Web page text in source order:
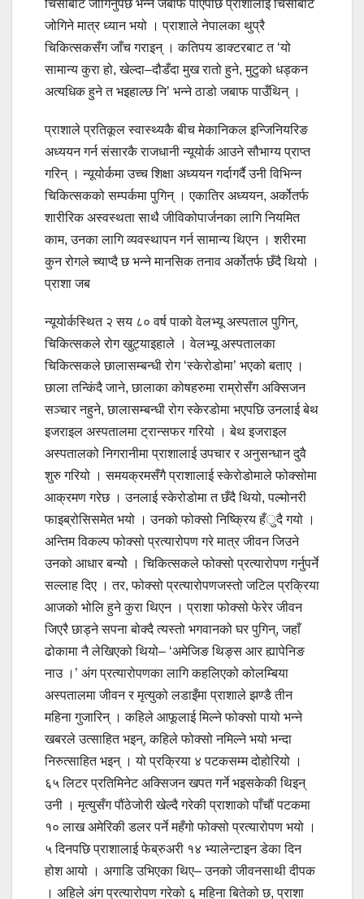
चिसोबाट जोगिनुपर्छ भन्ने जबाफ पाएपछि प्राशालाई चिसोबाट
जोगिने मात्र ध्यान भयो । प्राशाले नेपालका थुप्रै
चिकित्सकसँग जाँच गराइन् । कतिपय डाक्टरबाट त ‘यो
सामान्य कुरा हो, खेल्दा–दौडँदा मुख रातो हुने, मुटुको धड्कन
अत्यधिक हुने त भइहाल्छ नि’ भन्ने ठाडो जबाफ पाउँथिन् ।
प्राशाले प्रतिकूल स्वास्थ्यकै बीच मेकानिकल इन्जिनियरिङ
अध्ययन गर्न संसारकै राजधानी न्यूयोर्क आउने सौभाग्य प्राप्त
गरिन् । न्यूयोर्कमा उच्च शिक्षा अध्ययन गर्दागर्दै उनी विभिन्न
चिकित्सकको सम्पर्कमा पुगिन् । एकातिर अध्ययन, अर्कोतर्फ
शारीरिक अस्वस्थता साथै जीविकोपार्जनका लागि नियमित
काम, उनका लागि व्यवस्थापन गर्न सामान्य थिएन । शरीरमा
कुन रोगले च्याप्दै छ भन्ने मानसिक तनाव अर्कोतर्फ छँदै थियो ।
प्राशा जब
न्यूयोर्कस्थित २ सय ८० वर्ष पाको वेलभ्यू अस्पताल पुगिन्,
चिकित्सकले रोग खुट्याइहाले । वेलभ्यू अस्पतालका
चिकित्सकले छालासम्बन्धी रोग ‘स्केरोडोमा’ भएको बताए ।
छाला तन्किंदै जाने, छालाका कोषहरुमा राम्रोसँग अक्सिजन
सञ्चार नहुने, छालासम्बन्धी रोग स्केरडोमा भएपछि उनलाई बेथ
इजराइल अस्पतालमा ट्रान्सफर गरियो । बेथ इजराइल
अस्पतालको निगरानीमा प्राशालाई उपचार र अनुसन्धान दुवै
शुरु गरियो । समयक्रमसँगै प्राशालाई स्केरोडोमाले फोक्सोमा
आक्रमण गरेछ । उनलाई स्केरोडोमा त छँदै थियो, पल्मोनरी
फाइब्रोसिसमेत भयो । उनको फोक्सो निष्क्रिय हँुदै गयो ।
अन्तिम विकल्प फोक्सो प्रत्यारोपण गरे मात्र जीवन जिउने
उनको आधार बन्योे । चिकित्सकले फोक्सो प्रत्यारोपण गर्नुपर्ने
सल्लाह दिए । तर, फोक्सो प्रत्यारोपणजस्तो जटिल प्रक्रिया
आजको भोलि हुने कुरा थिएन । प्राशा फोक्सो फेरेर जीवन
जिएरै छाड्ने सपना बोक्दै त्यस्तो भगवानको घर पुगिन्, जहाँ
ढोकामा नै लेखिएको थियो– ‘अमेजिङ थिङ्स आर ह्यापेनिङ
नाउ ।’ अंग प्रत्यारोपणका लागि कहलिएको कोलम्बिया
अस्पतालमा जीवन र मृत्युको लडाइँमा प्राशाले झण्डै तीन
महिना गुजारिन् । कहिले आफूलाई मिल्ने फोक्सो पायो भन्ने
खबरले उत्साहित भइन्, कहिले फोक्सो नमिल्ने भयो भन्दा
निरुत्साहित भइन् । यो प्रक्रिया ४ पटकसम्म दोहोरियो ।
६५ लिटर प्रतिमिनेट अक्सिजन खपत गर्ने भइसकेकी थिइन्
उनी । मृत्युसँग पौंठेजोरी खेल्दै गरेकी प्राशाको पाँचौं पटकमा
१० लाख अमेरिकी डलर पर्ने महँगो फोक्सो प्रत्यारोपण भयो ।
५ दिनपछि प्राशालाई फेब्रुअरी १४ भ्यालेन्टाइन डेका दिन
होश आयो । अगाडि उभिएका थिए– उनको जीवनसाथी दीपक
। अहिले अंग प्रत्यारोपण गरेको ६ महिना बितेको छ, प्राशा